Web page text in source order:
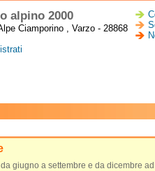
alpino 2000
Ciamporino , Varzo - 28868
giugno a settembre e da dicembre